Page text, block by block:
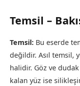
Temsil –
Temsil: Bu eserde
değildir. Asıl temsil,
halidir. Göz ve
kalan yüz ise